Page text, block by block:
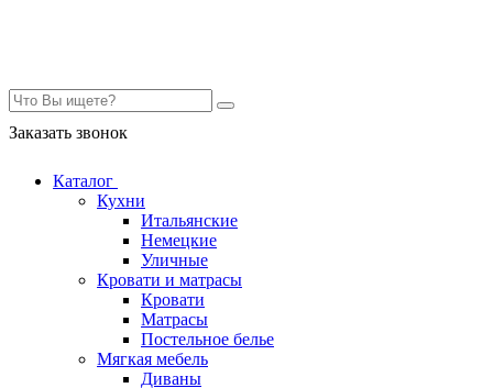
Заказать звонок
Каталог
Кухни
Итальянские
Немецкие
Уличные
Кровати и матрасы
Кровати
Матрасы
Постельное белье
Мягкая мебель
Диваны